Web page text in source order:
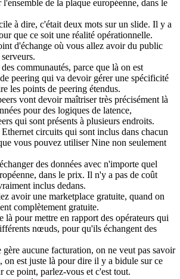
de la plaque européenne, dans le
à dire, c'était deux mots sur un slide. Il y a
que ce soit une réalité opérationnelle.
d'échange où vous allez avoir du public
communautés, parce que là on est
peering qui va devoir gérer une spécificité
les points de peering étendus.
vont devoir maîtriser très précisément là
pour des logiques de latence,
qui sont présents à plusieurs endroits.
circuits qui sont inclus dans chacun
vous pouvez utiliser Nine non seulement
des données avec n'importe quel
dans le prix. Il n'y a pas de coût
inclus dedans.
avoir une marketplace gratuite, quand on
complètement gratuite.
là pour mettre en rapport des opérateurs qui
nœuds, pour qu'ils échangent des
aucune facturation, on ne veut pas savoir
on est juste là pour dire il y a bidule sur ce
ce point, parlez-vous et c'est tout.